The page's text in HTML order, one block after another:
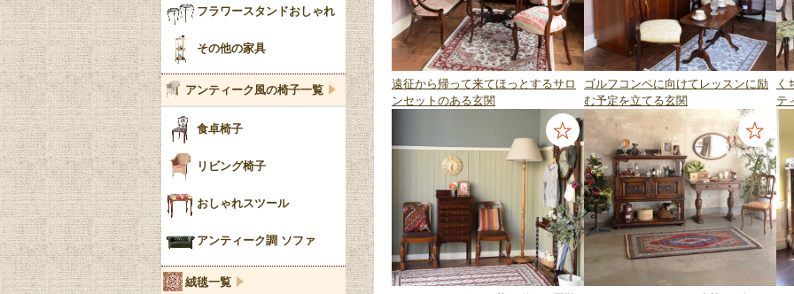
遠征から帰って来てほっとするサロ
ンセットのある玄関
ゴルフコンペに向けてレッスンに励
む予定を立てる玄関
く
テ
フラワースタンドおしゃれ
その他の家具
アンティーク風の椅子一覧
食卓椅子
リビング椅子
おしゃれスツール
アンティーク調 ソファ
絨毯一覧